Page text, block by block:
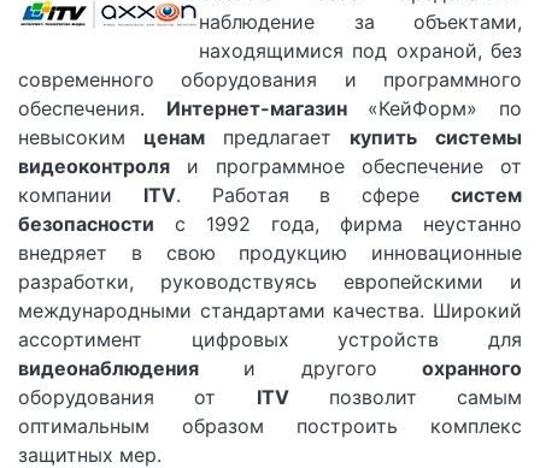
наблюдение за объектами,
находящимися под охраной, без
современного оборудования и программного
обеспечения. Интернет-магазин«КейФорм» по
невысоким ценам предлагает купить
системы
видеоконтроля и программное обеспечение от
компании ITV. Работая в сфересистем
безопасности с 1992 года, фирма неустанно
внедряет в свою продукцию инновационные
разработки, руководствуясь европейскими и
международными стандартами качества. Широкий
ассортимент цифровых устройств для
видеонаблюдения и другого охранного
оборудования от ITVпозволит самым
оптимальным образом построить комплекс
защитных мер.